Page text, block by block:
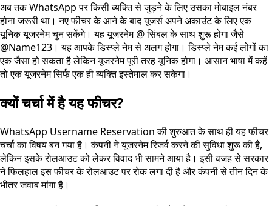
अब तक WhatsApp पर किसी व्यक्ति से जुड़ने के लिए उसका मोबाइल नंबर
होना जरूरी था। नए फीचर के आने के बाद यूजर्स अपने अकाउंट के लिए एक
यूनिक यूजरनेम चुन सकेंगे। यह यूजरनेम @ सिंबल के साथ शुरू होगा जैसे
@Name123। यह आपके डिस्प्ले नेम से अलग होगा। डिस्प्ले नेम कई लोगों का
एक जैसा हो सकता है लेकिन यूजरनेम पूरी तरह यूनिक होगा। आसान भाषा में कहें
तो एक यूजरनेम सिर्फ एक ही व्यक्ति इस्तेमाल कर सकेगा।
क्यों चर्चा में है यह फीचर?
WhatsApp Username Reservation की शुरुआत के साथ ही यह फीचर
चर्चा का विषय बन गया है। कंपनी ने यूजरनेम रिजर्व करने की सुविधा शुरू की है,
लेकिन इसके रोलआउट को लेकर विवाद भी सामने आया है। इसी वजह से सरकार
ने फिलहाल इस फीचर के रोलआउट पर रोक लगा दी है और कंपनी से तीन दिन के
भीतर जवाब मांगा है।